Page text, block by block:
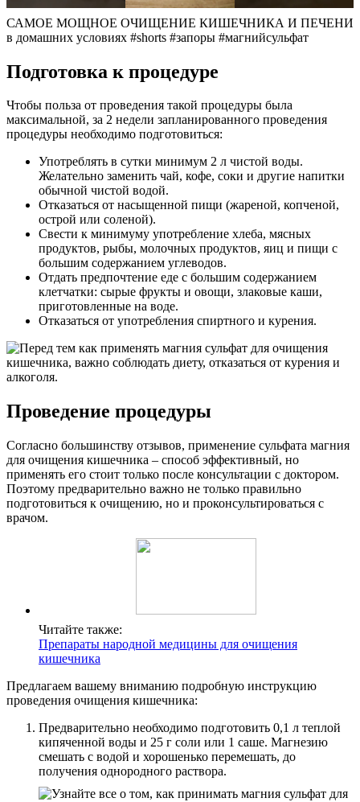
САМОЕ МОЩНОЕ ОЧИЩЕНИЕ КИШЕЧНИКА И ПЕЧЕНИ
в домашних условиях #shorts #запоры #магнийсульфат
Подготовка к процедуре
Чтобы польза от проведения такой процедуры была
максимальной, за 2 недели запланированного проведения
процедуры необходимо подготовиться:
Употреблять в сутки минимум 2 л чистой воды.
Желательно заменить чай, кофе, соки и другие напитки
обычной чистой водой.
Отказаться от насыщенной пищи (жареной, копченой,
острой или соленой).
Свести к минимуму употребление хлеба, мясных
продуктов, рыбы, молочных продуктов, яиц и пищи с
большим содержанием углеводов.
Отдать предпочтение еде с большим содержанием
клетчатки: сырые фрукты и овощи, злаковые каши,
приготовленные на воде.
Отказаться от употребления спиртного и курения.
Проведение процедуры
Согласно большинству отзывов, применение сульфата магния
для очищения кишечника – способ эффективный, но
применять его стоит только после консультации с доктором.
Поэтому предварительно важно не только правильно
подготовиться к очищению, но и проконсультироваться с
врачом.
Читайте также:
Препараты народной медицины для очищения
кишечника
Предлагаем вашему вниманию подробную инструкцию
проведения очищения кишечника:
Предварительно необходимо подготовить 0,1 л теплой
кипяченной воды и 25 г соли или 1 саше. Магнезию
смешать с водой и хорошенько перемешать, до
получения однородного раствора.